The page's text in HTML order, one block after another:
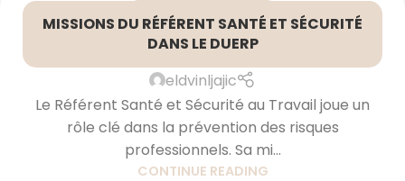
MISSIONS DU RÉFÉRENT SANTÉ ET SÉCURITÉ
DANS LE DUERP
eldvinljajic
Le Référent Santé et Sécurité au Travail joue un
rôle clé dans la prévention des risques
professionnels. Sa mi...
CONTINUE READING